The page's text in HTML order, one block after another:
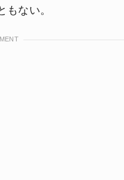
ない。